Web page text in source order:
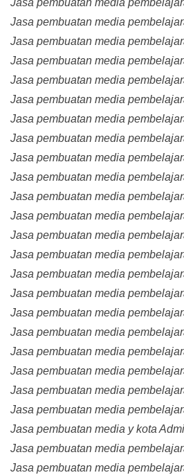
Jasa pembuatan media
Jasa pembuatan media
Jasa pembuatan media
Jasa pembuatan media
Jasa pembuatan media
Jasa pembuatan media
Jasa pembuatan media
Jasa pembuatan media
Jasa pembuatan media
Jasa pembuatan media
Jasa pembuatan media
Jasa pembuatan media
Jasa pembuatan media
Jasa pembuatan media
Jasa pembuatan media
Jasa pembuatan media
Jasa pembuatan media
Jasa pembuatan media
Jasa pembuatan media
Jasa pembuatan media
Jasa pembuatan media
Jasa pembuatan media
Jasa pembuatan media y kota
Jasa pembuatan media
Jasa pembuatan media